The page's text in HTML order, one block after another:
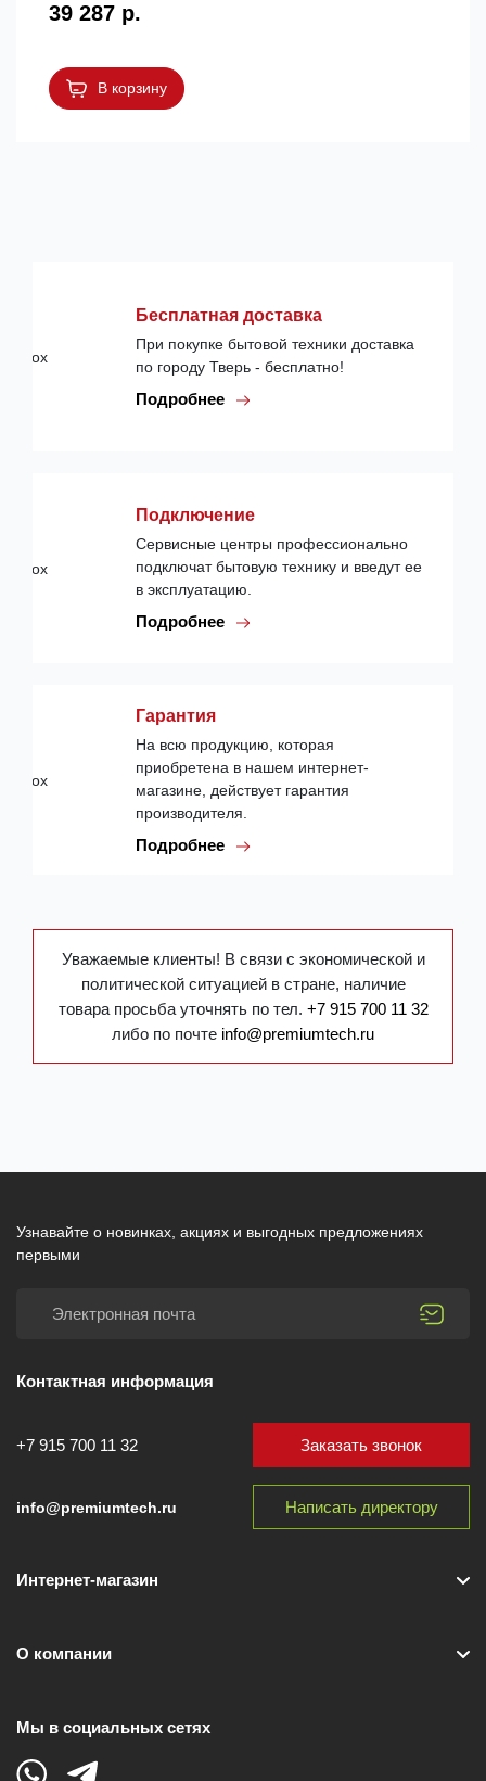
39 287 р.
В корзину
Бесплатная доставка
При покупке бытовой техники доставка
по городу Тверь - бесплатно!
Подробнее
Подключение
Сервисные центры профессионально
подключат бытовую технику и введут ее
в эксплуатацию.
Подробнее
Гарантия
На всю продукцию, которая
приобретена в нашем интернет-
магазине, действует гарантия
производителя.
Подробнее
Уважаемые клиенты! В связи с экономической и
политической ситуацией в стране, наличие
товара просьба уточнять по тел. +7 915 700 11 32
либо по почте info@premiumtech.ru
Узнавайте о новинках, акциях и выгодных предложениях
первыми
Контактная информация
+7 915 700 11 32
info@premiumtech.ru
Заказать звонок
Написать директору
Интернет-магазин
О компании
Мы в социальных сетях